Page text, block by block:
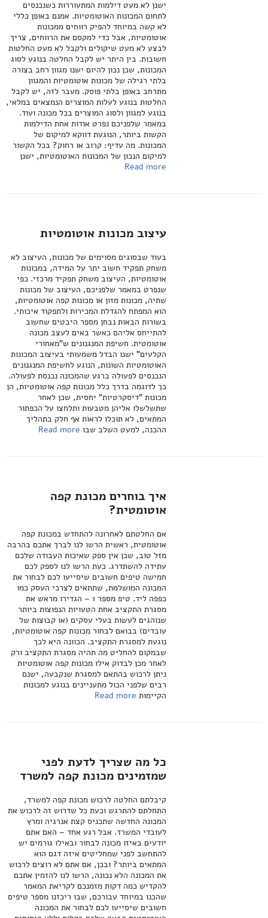
ישנן לא מעט דילמות המתעוררות כשנכנסים
לתחום המכונות האוטומטיות. אמנם באופן כללי
לא קשה במיוחד להפיק רווחים ממכונות
אוטומטיות, אבל כדי למקסם את הרווחים, צריך
לבצע לא מעט שיקולים ולקבל לא מעט החלטות
חשובות. בין היתר יש לקבל החלטה בנוגע לסוג
המכונות, שכן נכון להיום ישנו מגוון רחב בצורה
בלתי רגילה של מכונות אוטומטיות והמגוון
מתרחב באופן בלתי פוסק. מעבר לזה, יש לקבל
החלטות בנוגע לעלות המוצרים הנמצאים במלאי,
בנוגע למגוון ולסוג המוצרים בכל מכונה ועוד.
במאמר שלפניכם נפרט אודות אחת הדילמות
הקשות ביותר, הנוגעת דווקא למיקום של
המכונות. מה עדיף: קרוב או רחוק? בכל הקשור
למיקום הנכון של המכונות האוטומטיות, ישנן
Read more
עיצוב מכונות אוטומטיות
בעוד שבסוגים מסוימים של מכונות, העיצוב לא
משחק תפקיד חשוב יתר על המידה, במכונות
אוטומטיות, העיצוב משחק תפקיד מרכזי. כפי
שנפרט במאמר שלפניכם, העיצוב של מכונות
שתיה, מכונות מזון או מכונות קפה אוטומטיות,
הוא המפתח להגדלת המכירות ולתפקוד איכותי.
בשורות הבאות נבחן מספר היבטים שחשוב
להתייחס אליהם כאשר באים לעצב מכונה
אוטומטית. חשיפת המנגנונים ש"מאחורי
הקלעים" ישנו הבדל משמעותי בעיצוב המכונות
האוטומטיות השונות, הנוגע לחשיפת המנגנונים
הנכנסים לפעולה ברגע שהמכונה נכנסת לפעולה.
כך לדוגמה בדרך כלל מכונות קפה אוטומטיות, הן
מכונות "דיסקרטיות" יחסית, שכן לאחר
שתשלשלו אליהן מטבעות ותלחצו על הכפתור
המתאים, לא תוכלו לראות אף חלק בתהליך
ההכנה, למעט השלב שבו
איך בוחרים מכונת קפה
אוטומטית?
אם החלטתם לאחרונה להתחדש במכונת קפה
אוטומטית, ראשית הרשו לנו לברך אתכם בהרבה
מזל טוב, שכן אין ספק שאיכות העבודה שלכם
עתידה להשתדרג. כעת הרשו לנו לספק לכם
חמישה טיפים חשובים שיסייעו לכם לבחור את
המכונה המושלמת, שתתאים לצרכי העסק כמו
כפפה ליד. טיפ מספר 1 – הגדירו מראש את
מסגרת התקציב אחת הטעויות הנפוצות ביותר
שנוהגים לעשות בעלי עסקים (או קבוצות של
עובדים) בבואם לבחור מכונות קפה אוטומטיות,
נוגעת למסגרת התקציב. הכוונה היא לכך
שבמקום להחליט מה תהיה מסגרת התקציב ורק
לאחר מכן לבדוק אילו מכונות קפה אוטומטיות
ניתן לרכוש בהתאם למסגרת שנקבעה, ישנם
רבים שלפני הכול מתעניינים בנוגע למכונות
הקיימות
כל מה שצריך לדעת לפני
שמזמינים מכונת קפה למשרד
קיבלתם החלטה לרכוש מכונת קפה למשרד,
התחלתם להתרגש וכעת כל שדרוש זה לרכוש את
המכונה החדשה שתכניס קצת אנרגיה ומרץ
לעובדי המשרד. אבל רגע אחד – האם אתם
יודעים באיזו מכונה לבחור ובאילו גורמים יש
להתחשב לפני שמחליטים איזה דגם הוא
המתאים ביותר? ובכן, אם אתם לא רוצים לרכוש
את המכונה הלא נכונה, הרשו לנו להזמין אתכם
להקדיש כמה דקות מזמנכם לקריאת המאמר
שהכנו במיוחד עבורכם, שבו ריכזנו מספר טיפים
חשובים שיסייעו לכם לבחור את המכונה